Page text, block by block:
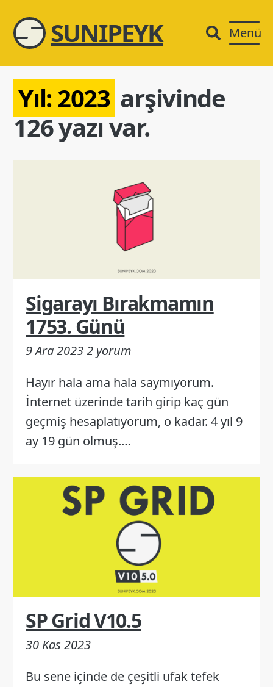
SUNIPEYK Menü
Yıl:2023 arşivinde
126 yazı var.
Sigarayı Bırakmamın
1753. Günü
9 Ara 20232 yorum
Hayır hala ama hala saymıyorum.
İnternet üzerinde tarih girip kaç gün
geçmiş hesaplatıyorum, o kadar. 4 yıl 9
ay 19 gün olmuş.…
SP Grid V10.5
30 Kas 2023
Bu sene içinde de çeşitli ufak tefek